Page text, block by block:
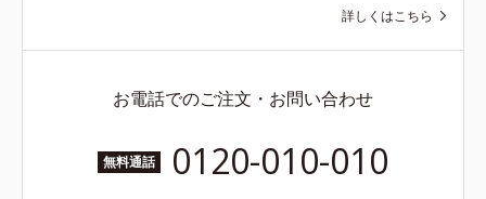
詳しくはこちら
お電話でのご注文・お問い合わせ
無料通話 0120-010-010